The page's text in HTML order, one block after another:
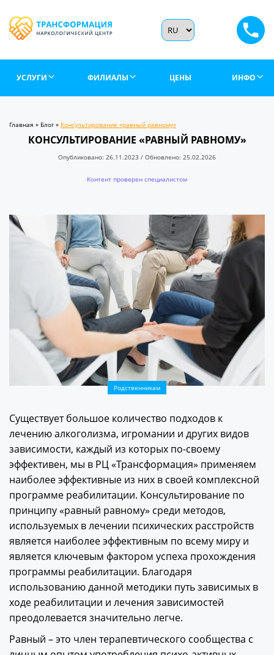
УСЛУГИ ФИЛИАЛЫ ЦЕНЫ ИНФО
Главная » Блог » Консультирование «равный равному»
КОНСУЛЬТИРОВАНИЕ «РАВНЫЙ РАВНОМУ»
Опубликовано: 26.11.2023 / Обновлено: 25.02.2026
Контент проверен специалистом
Родственникам
Существует большое количество подходов к
лечению алкоголизма, игромании и других видов
зависимости, каждый из которых по-своему
эффективен, мы в РЦ «Трансформация» применяем
наиболее эффективные из них в своей комплексной
программе реабилитации. Консультирование по
принципу «равный равному» среди методов,
используемых в лечении психических расстройств
является наиболее эффективным по всему миру и
является ключевым фактором успеха прохождения
программы реабилитации. Благодаря
использованию данной методики путь зависимых в
ходе реабилитации и лечения зависимостей
преодолевается значительно легче.
Равный – это член терапевтического сообщества с